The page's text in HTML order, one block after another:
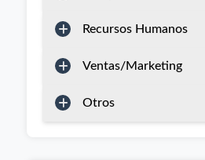
Recursos Humanos
Ventas/Marketing
Otros